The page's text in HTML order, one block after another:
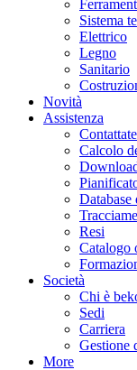
Sistema
Elettrico
Legno
Sanitario
Novità
Assistenza
Calcolo
Database
Resi
Catalogo
Società
Chi è
Sedi
Carriera
Gestione
More